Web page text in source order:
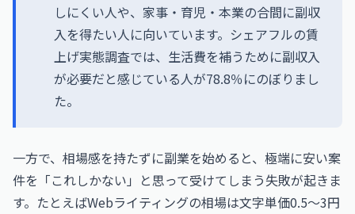
しにくい人や、家事・育児・本業の合間に副収
入を得たい人に向いています。シェアフルの賃
上げ実態調査では、生活費を補うために副収入
が必要だと感じている人が78.8％にのぼりまし
た。
一方で、相場感を持たずに副業を始めると、極端に安い案
件を「これしかない」と思って受けてしまう失敗が起きま
す。たとえばWebライティングの相場は文字単価0.5〜3円